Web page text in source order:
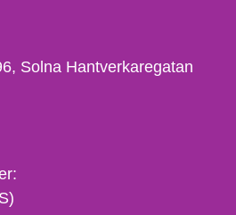
Solna Hantverkaregatan